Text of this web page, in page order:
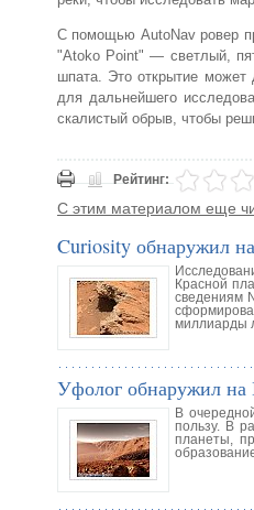
С помощью AutoNav ровер
"Atoko Point" — светлый,
шпата. Это открытие может
для дальнейшего
скалистый обрыв, чтобы
Рейтинг:
С этим материалом еще
Curiosity обнаружил
Красной
сведениям
миллиарды
Уфолог обнаружил на
В
пользу. В
планеты,